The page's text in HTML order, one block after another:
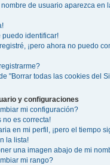
de usuario aparezca en
puedo identificar!
¡pero ahora no puedo
"Borrar todas las cookies del
y configuraciones
mi configuración?
no es correcta!
en mi perfil, ¡pero el tiempo
la lista!
una imagen abajo de mi
mi rango?